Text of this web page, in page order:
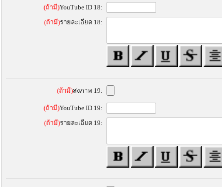
(ถ้ามี)YouTube ID 18:
(ถ้ามี)รายละเอียด 18:
(ถ้ามี)ส่งภาพ 19:
(ถ้ามี)YouTube ID 19:
(ถ้ามี)รายละเอียด 19: